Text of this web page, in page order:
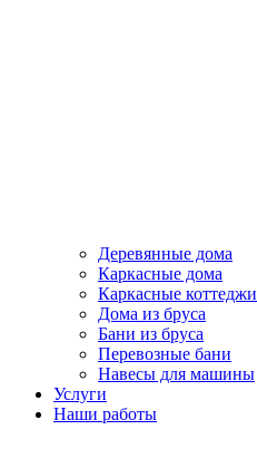
Деревянные дома
Каркасные дома
Каркасные коттеджи
Дома из бруса
Бани из бруса
Перевозные бани
Навесы для машины
Услуги
Наши работы